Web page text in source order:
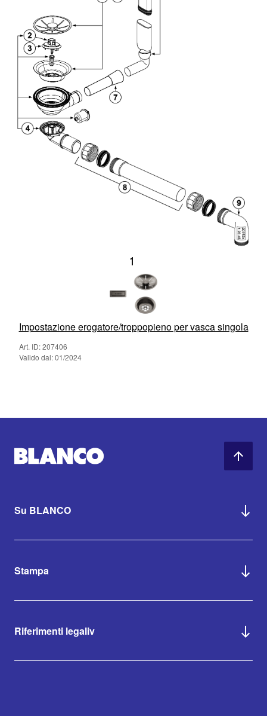
1
Impostazione erogatore/troppopieno per vasca singola
Art. ID: 207406
Valido dal: 01/2024
Su BLANCO
Stampa
Riferimenti legaliv